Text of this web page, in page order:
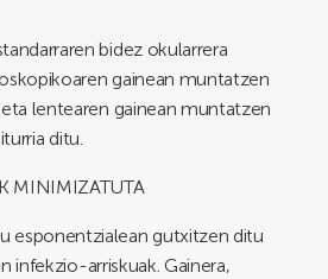
bidez okularrera
gainean muntatzen
lentearen gainean muntatzen
ditu.
MINIMIZATUTA
esponentzialean gutxitzen ditu
infekzio-arriskuak. Gainera,